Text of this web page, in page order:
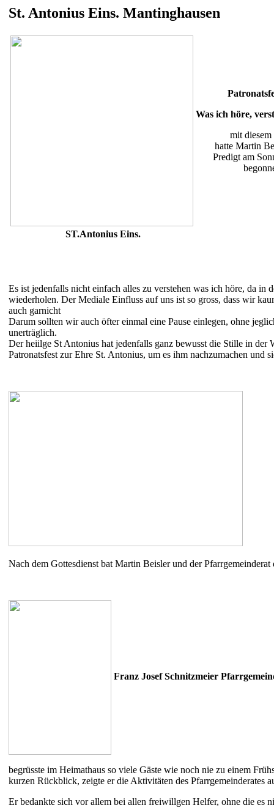
St. Antonius Eins. Mantinghausen
Was ich höre,
mit
hatte Martin
Predigt am
ST.Antonius Eins.
Es ist jedenfalls nicht einfach alles zu verstehen was ich höre, da
wiederholen. Der Mediale Einfluss auf uns ist so gross, dass wir
auch garnicht
Darum sollten wir auch öfter einmal eine Pause einlegen, ohne
unerträglich.
Der heiilge St Antonius hat jedenfalls ganz bewusst die Stille in der
Patronatsfest zur Ehre St. Antonius, um es ihm nachzumachen und
Nach dem Gottesdienst bat Martin Beisler und der
Franz Josef Schnitzmeier
begrüsste im Heimathaus so viele Gäste wie noch nie zu einem
kurzen Rückblick, zeigte er die Aktivitäten des Pfarrgemeinderates
Er bedankte sich vor allem bei allen freiwillgen Helfer, ohne die es